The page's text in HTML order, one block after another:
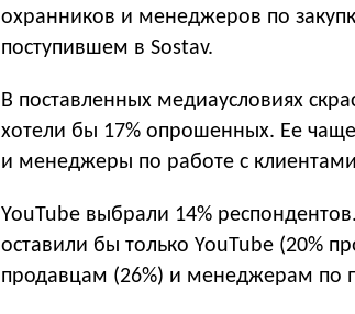
охранников и менеджеров по
поступившем в Sostav.
В поставленных медиаусловиях
хотели бы 17% опрошенных. Ее
и менеджеры по работе с
YouTube выбрали 14%
оставили бы только YouTube (20%
продавцам (26%) и менеджерам по